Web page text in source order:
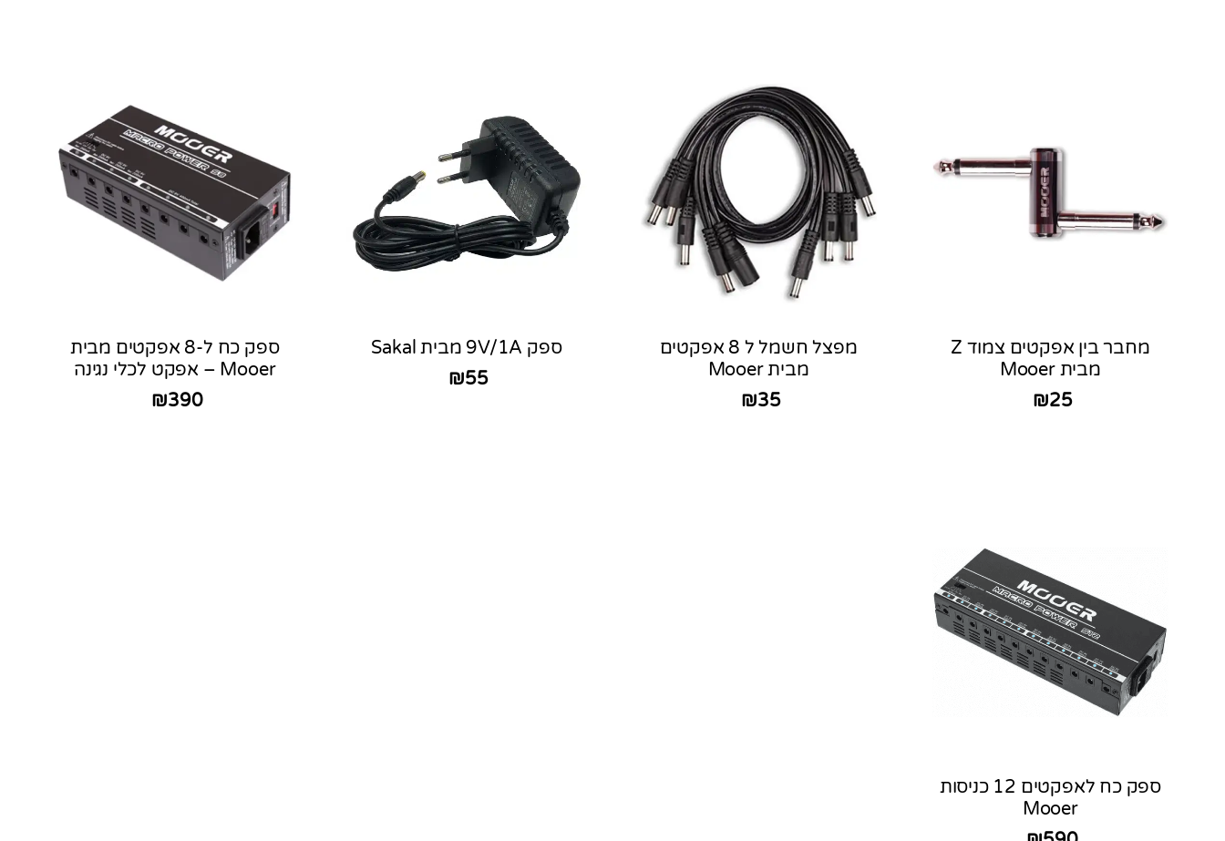
מחבר בין אפקטים צמוד Z
מבית Mooer
₪25
מפצל חשמל ל 8 אפקטים
מבית Mooer
₪35
ספק 9V/1A מבית Sakal
₪55
ספק כח ל-8 אפקטים מבית
Mooer – אפקט לכלי נגינה
₪390
ספק כח לאפקטים 12 כניסות
Mooer